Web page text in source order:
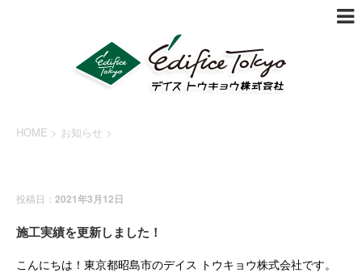
HOME > お知らせ >
投稿日： 2021年3月12日
施工実績を更新しました！
こんにちは！東京都昭島市のデイス トウキョウ株式会社です。